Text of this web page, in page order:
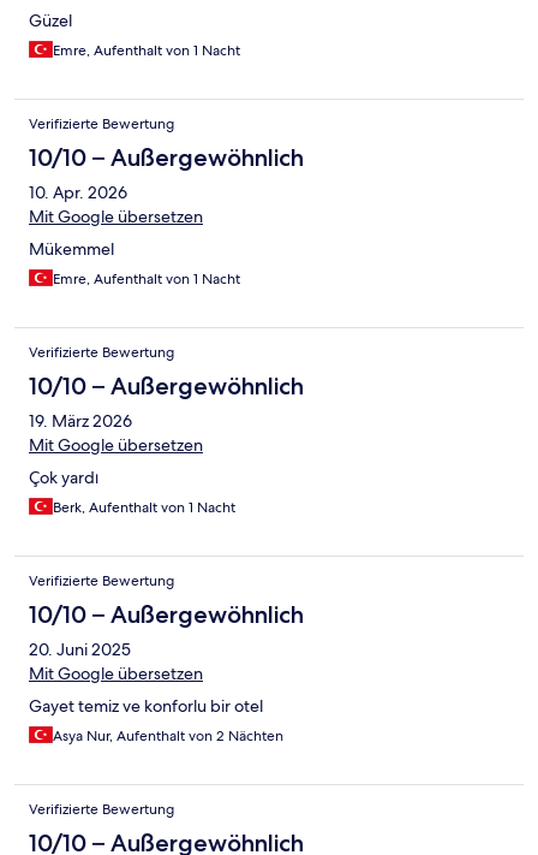
Güzel
Emre, Aufenthalt von 1 Nacht
Verifizierte Bewertung
10/10 – Außergewöhnlich
10. Apr. 2026
Mit Google übersetzen
Mükemmel
Emre, Aufenthalt von 1 Nacht
Verifizierte Bewertung
10/10 – Außergewöhnlich
19. März 2026
Mit Google übersetzen
Çok yardı
Berk, Aufenthalt von 1 Nacht
Verifizierte Bewertung
10/10 – Außergewöhnlich
20. Juni 2025
Mit Google übersetzen
Gayet temiz ve konforlu bir otel
Asya Nur, Aufenthalt von 2 Nächten
Verifizierte Bewertung
10/10 – Außergewöhnlich